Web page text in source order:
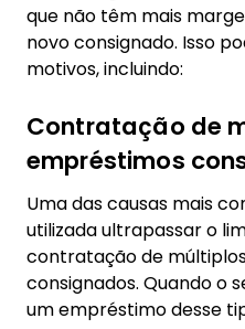
que não têm mais
novo consignado. Isso
motivos, incluindo:
Contratação de
empréstimos
Uma das causas mais
utilizada ultrapassar o
contratação de
consignados. Quando o
um empréstimo desse